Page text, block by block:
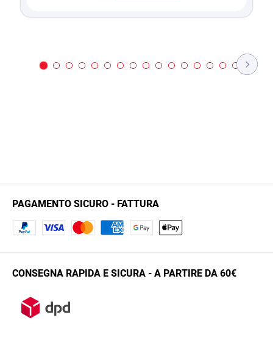
PAGAMENTO SICURO - FATTURA
CONSEGNA RAPIDA E SICURA - A PARTIRE DA 60€